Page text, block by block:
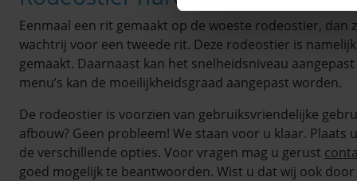
Eenmaal een rit gemaakt op de woeste rodeostier, dan
wachtrij voor een tweede rit. Deze rodeostier is
gemaakt. Daarnaast kan het snelheidsniveau
menu’s kan de moeilijkheidsgraad aangepast worden.
De rodeostier is voorzien van gebruiksvriendelijke
afbouw? Geen probleem! We staan voor u klaar.
de verschillende opties. Voor vragen mag u gerust
goed mogelijk te beantwoorden. Wist u dat wij ook